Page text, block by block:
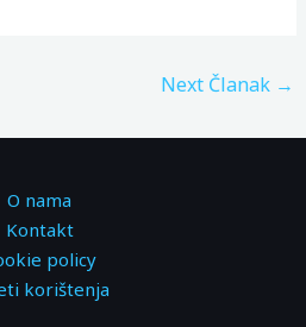
Next Članak →
O nama
Kontakt
policy
korištenja